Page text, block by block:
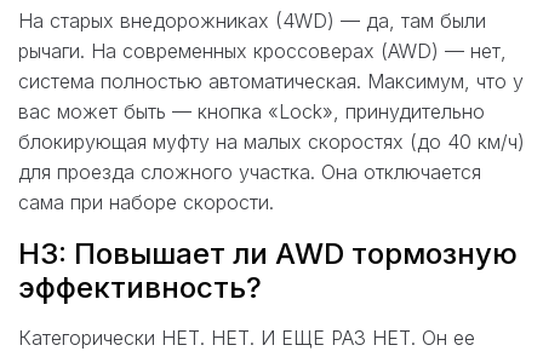
На старых внедорожниках (4WD) — да, там были
рычаги. На современных кроссоверах (AWD) — нет,
система полностью автоматическая. Максимум, что у
вас может быть — кнопка «Lock», принудительно
блокирующая муфту на малых скоростях (до 40 км/ч)
для проезда сложного участка. Она отключается
сама при наборе скорости.
H3: Повышает ли AWD тормозную
эффективность?
Категорически НЕТ. НЕТ. И ЕЩЕ РАЗ НЕТ. Он ее